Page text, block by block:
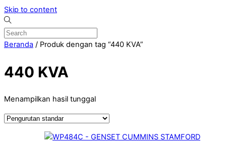
Skip to content
Beranda / Produk dengan tag “440 KVA”
440 KVA
Menampilkan hasil tunggal